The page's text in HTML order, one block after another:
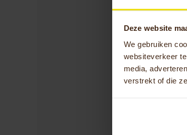
Deze website
We gebruiken
websiteverkeer
media,
verstrekt of die
E-mail: